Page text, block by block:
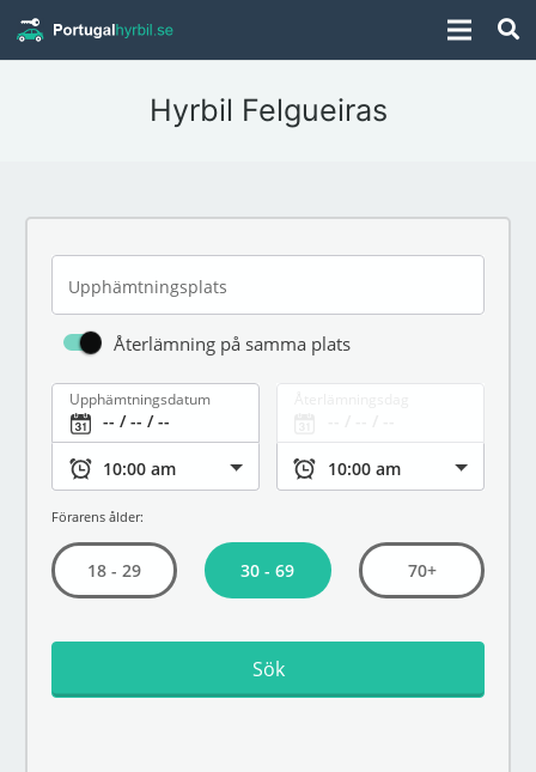
Hyrbil Felgueiras
Upphämtningsplats
Återlämning på samma plats
Upphämtningsdatum
Förarens ålder:
18 - 29 30 - 69 70+
Sök